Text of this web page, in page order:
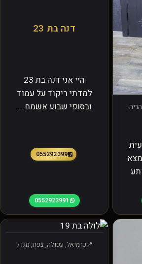
דנה בת 23
היי אני דנה בת 23
למדתי ריקוד על עמוד
ובסופי שבוע אשמח ...
0552923991
0552923991
כרמיאל, עפולה, צפת, מגדל